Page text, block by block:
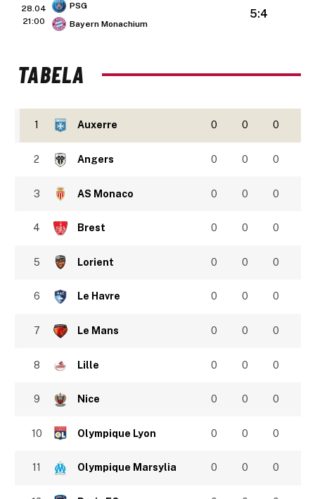
28.04
21:00
PSG
Bayern Monachium
5:4
TABELA
1 Auxerre 0 0 0
2 Angers 0 0 0
3 AS Monaco 0 0 0
4 Brest 0 0 0
5 Lorient 0 0 0
6 Le Havre 0 0 0
7 Le Mans 0 0 0
8 Lille 0 0 0
9 Nice 0 0 0
10 Olympique Lyon 0 0 0
11 Olympique Marsylia 0 0 0